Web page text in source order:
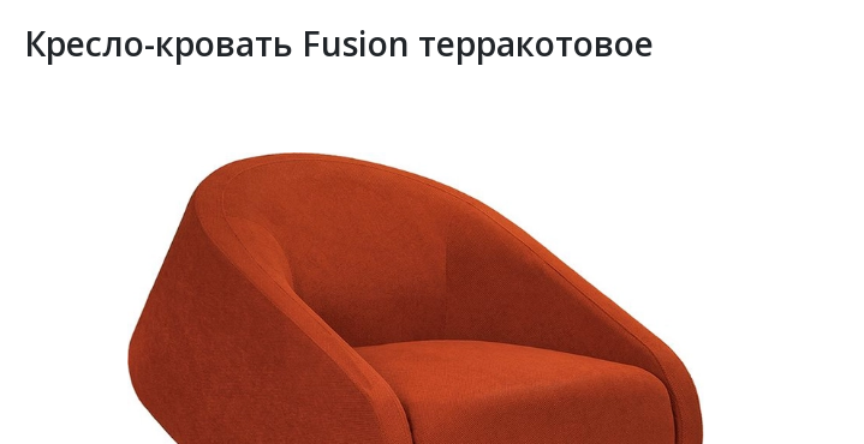
Кресло-кровать Fusion терракотовое